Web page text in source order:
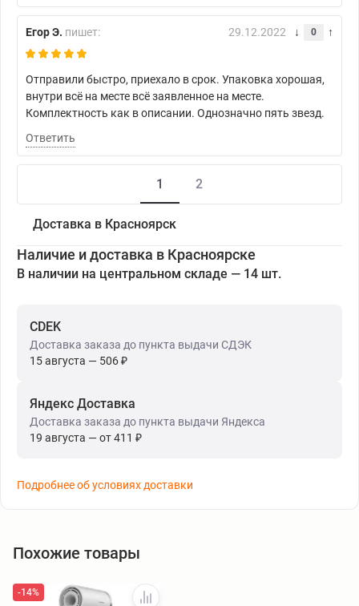
Егор Э. пишет: 29.12.2022 0
Отправили быстро, приехало в срок. Упаковка хорошая,
внутри всё на месте всё заявленное на месте.
Комплектность как в описании. Однозначно пять звезд.
Ответить
1 2
Доставка в Красноярск
Наличие и доставка в Красноярске
В наличии на центральном складе — 14 шт.
CDEK
Доставка заказа до пункта выдачи СДЭК
15 августа — 506 ₽
Яндекс Доставка
Доставка заказа до пункта выдачи Яндекса
19 августа — от 411 ₽
Подробнее об условиях доставки
Похожие товары
-14%